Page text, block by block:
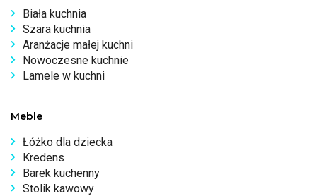
Biała kuchnia
Szara kuchnia
Aranżacje małej kuchni
Nowoczesne kuchnie
Lamele w kuchni
Meble
Łóżko dla dziecka
Kredens
Barek kuchenny
Stolik kawowy